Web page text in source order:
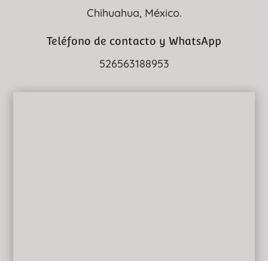
Chihuahua, México.
Teléfono de contacto y WhatsApp
526563188953